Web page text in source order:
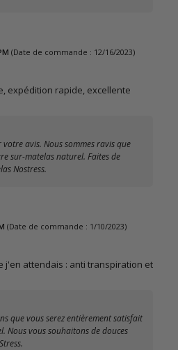
(Date de commande : 12/16/2023)
expédition rapide, excellente
avis. Nous sommes ravis que
sur-matelas naturel. Faites de
Nostress.
(Date de commande : 1/10/2023)
j'en attendais : anti transpiration et
que vous serez entièrement satisfait
Nous vous souhaitons de douces